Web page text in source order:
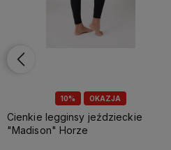
10% OKAZJA
Damskie legginsy jeździeckie z
wysokim stanem i pełnym lejem